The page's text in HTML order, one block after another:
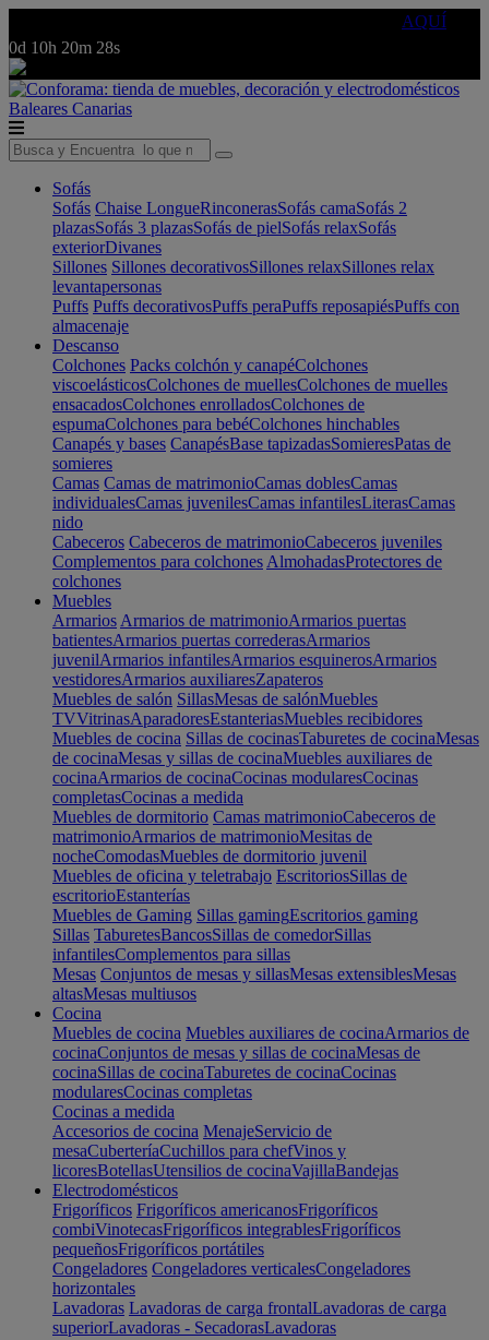
AQUÍ
0d 10h 20m 28s
Baleares Canarias
Sofás
Sofás Chaise LongueRinconerasSofás camaSofás 2
plazasSofás 3 plazasSofás de pielSofás relaxSofás
exteriorDivanes
Sillones Sillones decorativosSillones relaxSillones relax
levantapersonas
Puffs Puffs decorativosPuffs peraPuffs reposapiésPuffs con
almacenaje
Descanso
Colchones Packs colchón y canapéColchones
viscoelásticosColchones de muellesColchones de muelles
ensacadosColchones enrolladosColchones de
espumaColchones para bebéColchones hinchables
Canapés y bases CanapésBase tapizadasSomieresPatas de
somieres
Camas Camas de matrimonioCamas doblesCamas
individualesCamas juvenilesCamas infantilesLiterasCamas
nido
Cabeceros Cabeceros de matrimonioCabeceros juveniles
Complementos para colchones AlmohadasProtectores de
colchones
Muebles
Armarios Armarios de matrimonioArmarios puertas
batientesArmarios puertas correderasArmarios
juvenilArmarios infantilesArmarios esquinerosArmarios
vestidoresArmarios auxiliaresZapateros
Muebles de salón SillasMesas de salónMuebles
TVVitrinasAparadoresEstanteriasMuebles recibidores
Muebles de cocina Sillas de cocinasTaburetes de cocinaMesas
de cocinaMesas y sillas de cocinaMuebles auxiliares de
cocinaArmarios de cocinaCocinas modularesCocinas
completasCocinas a medida
Muebles de dormitorio Camas matrimonioCabeceros de
matrimonioArmarios de matrimonioMesitas de
nocheComodasMuebles de dormitorio juvenil
Muebles de oficina y teletrabajo EscritoriosSillas de
escritorioEstanterías
Muebles de Gaming Sillas gamingEscritorios gaming
Sillas TaburetesBancosSillas de comedorSillas
infantilesComplementos para sillas
Mesas Conjuntos de mesas y sillasMesas extensiblesMesas
altasMesas multiusos
Cocina
Muebles de cocina Muebles auxiliares de cocinaArmarios de
cocinaConjuntos de mesas y sillas de cocinaMesas de
cocinaSillas de cocinaTaburetes de cocinaCocinas
modularesCocinas completas
Cocinas a medida
Accesorios de cocina MenajeServicio de
mesaCuberteríaCuchillos para chefVinos y
licoresBotellasUtensilios de cocinaVajillaBandejas
Electrodomésticos
Frigoríficos Frigoríficos americanosFrigoríficos
combiVinotecasFrigoríficos integrablesFrigoríficos
pequeñosFrigoríficos portátiles
Congeladores Congeladores verticalesCongeladores
horizontales
Lavadoras Lavadoras de carga frontalLavadoras de carga
superiorLavadoras - SecadorasLavadoras